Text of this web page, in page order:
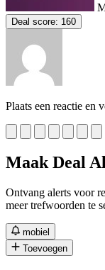
Deal score: 160
Plaats een reactie en
Maak Deal
Ontvang alerts voor
meer trefwoorden te
mobiel
Toevoegen